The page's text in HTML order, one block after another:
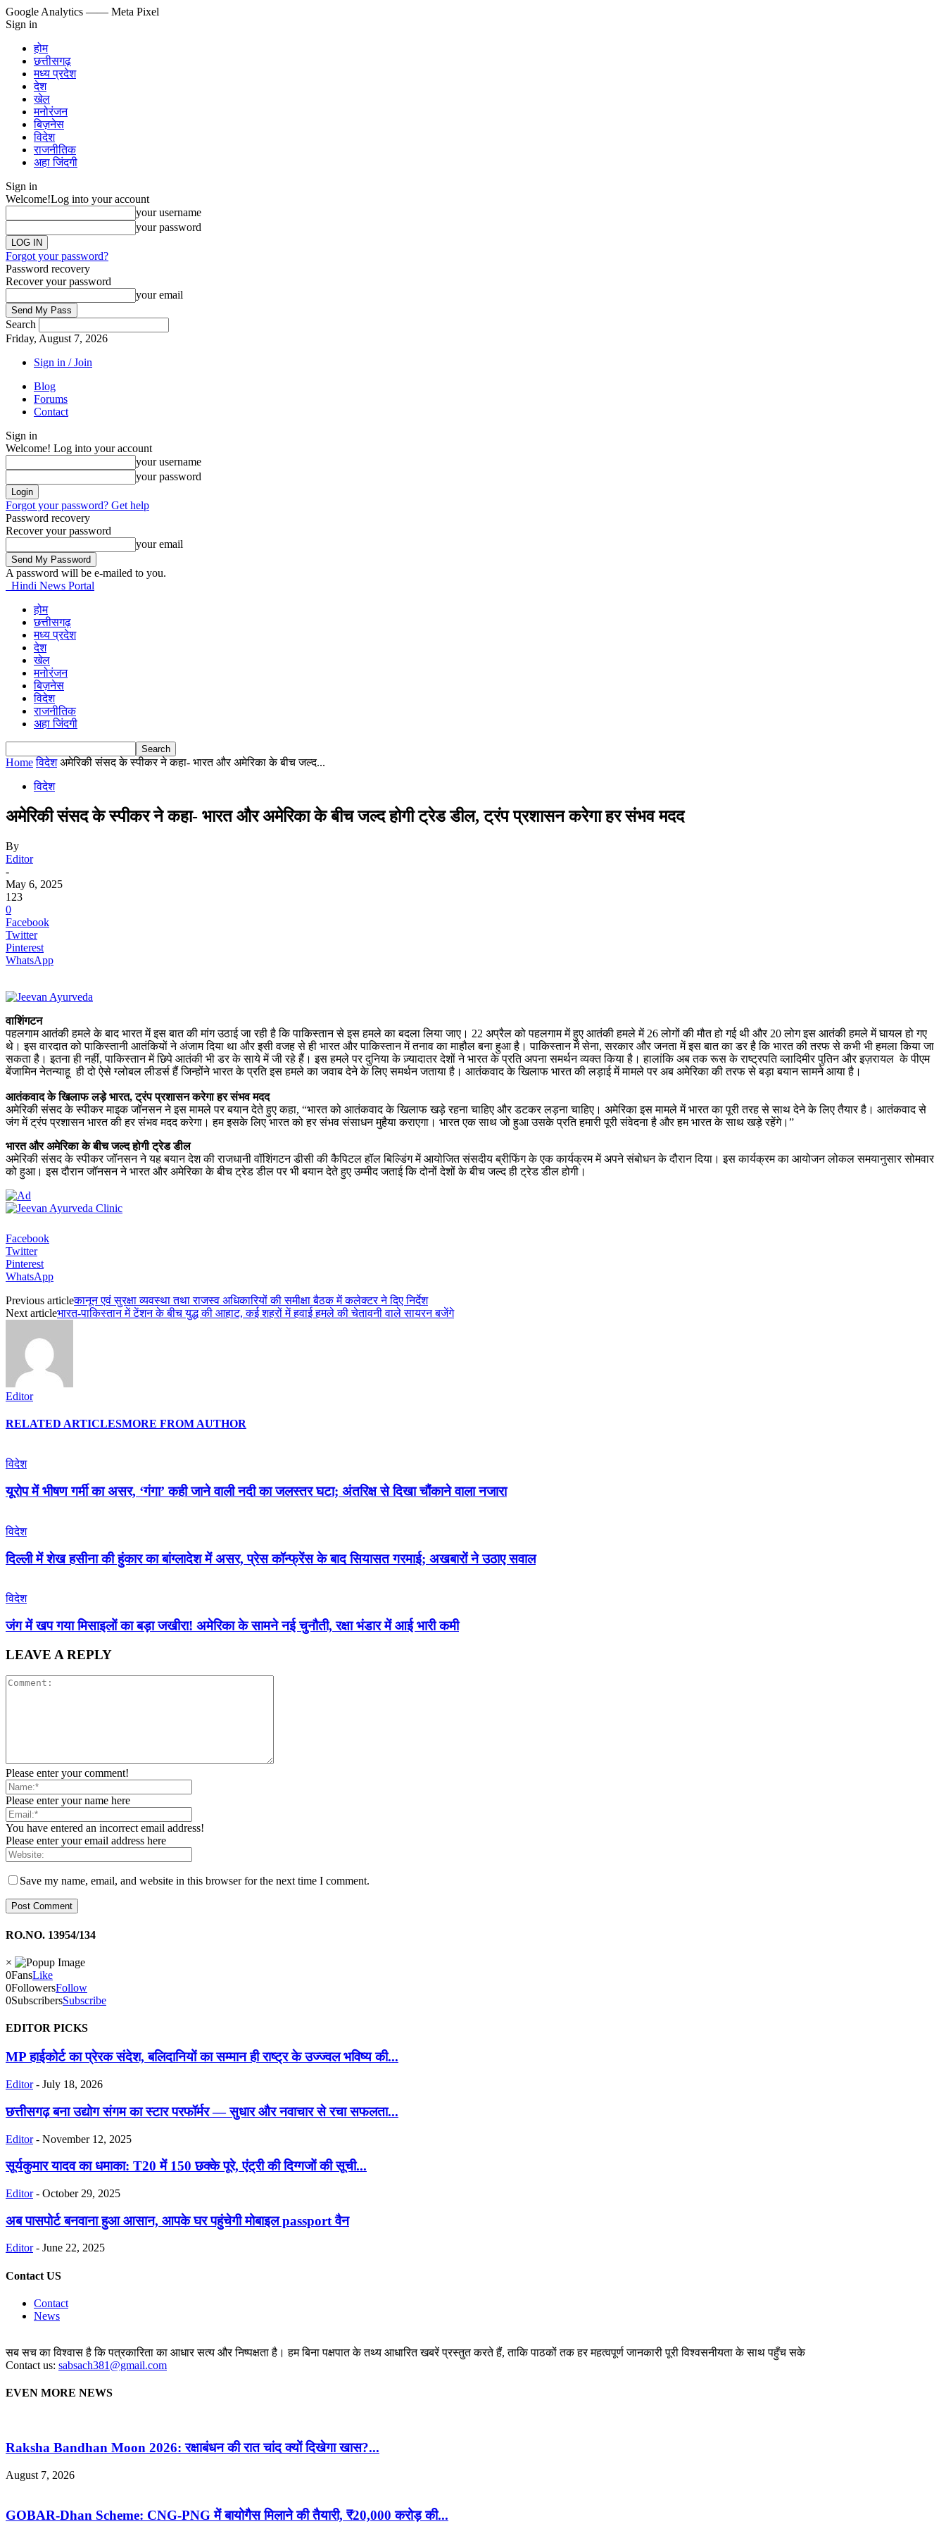
Google Analytics —— Meta Pixel
Sign in
होम
छत्तीसगढ़
मध्य प्रदेश
देश
खेल
मनोरंजन
बिज़नेस
विदेश
राजनीतिक
अहा जिंदगी
Sign in
Welcome!Log into your account
your username
your password
Forgot your password?
Password recovery
Recover your password
your email
Search
Friday, August 7, 2026
Sign in / Join
Blog
Forums
Contact
Sign in
Welcome! Log into your account
your username
your password
Forgot your password? Get help
Password recovery
Recover your password
your email
A password will be e-mailed to you.
Hindi News Portal
होम
छत्तीसगढ़
मध्य प्रदेश
देश
खेल
मनोरंजन
बिज़नेस
विदेश
राजनीतिक
अहा जिंदगी
Home विदेश अमेरिकी संसद के स्पीकर ने कहा- भारत और अमेरिका के बीच जल्द...
विदेश
अमेरिकी संसद के स्पीकर ने कहा- भारत और अमेरिका के बीच जल्द होगी ट्रेड डील, ट्रंप प्रशासन करेगा हर संभव मदद
By
Editor
-
May 6, 2025
123
0
Facebook
Twitter
Pinterest
WhatsApp
वाशिंगटन
पहलगाम आतंकी हमले के बाद भारत में इस बात की मांग उठाई जा रही है कि पाकिस्तान से इस हमले का बदला लिया जाए। 22 अप्रैल को पहलगाम में हुए आतंकी हमले में 26 लोगों की मौत हो गई थी और 20 लोग इस आतंकी हमले में घायल हो गए
थे। इस वारदात को पाकिस्तानी आतंकियों ने अंजाम दिया था और इसी वजह से ही भारत और पाकिस्तान में तनाव का माहौल बना हुआ है। पाकिस्तान में सेना, सरकार और जनता में इस बात का डर है कि भारत की तरफ से कभी भी हमला किया जा
सकता है। इतना ही नहीं, पाकिस्तान में छिपे आतंकी भी डर के साये में जी रहे हैं। इस हमले पर दुनिया के ज़्यादातर देशों ने भारत के प्रति अपना समर्थन व्यक्त किया है। हालांकि अब तक रूस के राष्ट्रपति व्लादिमीर पुतिन और इज़रायल के पीएम
बेंजामिन नेतन्याहू ही दो ऐसे ग्लोबल लीडर्स हैं जिन्होंने भारत के प्रति इस हमले का जवाब देने के लिए समर्थन जताया है। आतंकवाद के खिलाफ भारत की लड़ाई में मामले पर अब अमेरिका की तरफ से बड़ा बयान सामने आया है।
आतंकवाद के खिलाफ लड़े भारत, ट्रंप प्रशासन करेगा हर संभव मदद
अमेरिकी संसद के स्पीकर माइक जॉनसन ने इस मामले पर बयान देते हुए कहा, “भारत को आतंकवाद के खिलाफ खड़े रहना चाहिए और डटकर लड़ना चाहिए। अमेरिका इस मामले में भारत का पूरी तरह से साथ देने के लिए तैयार है। आतंकवाद से
जंग में ट्रंप प्रशासन भारत की हर संभव मदद करेगा। हम इसके लिए भारत को हर संभव संसाधन मुहैया कराएगा। भारत एक साथ जो हुआ उसके प्रति हमारी पूरी संवेदना है और हम भारत के साथ खड़े रहेंगे।”
भारत और अमेरिका के बीच जल्द होगी ट्रेड डील
अमेरिकी संसद के स्पीकर जॉनसन ने यह बयान देश की राजधानी वॉशिंगटन डीसी की कैपिटल हॉल बिल्डिंग में आयोजित संसदीय ब्रीफिंग के एक कार्यक्रम में अपने संबोधन के दौरान दिया। इस कार्यक्रम का आयोजन लोकल समयानुसार सोमवार
को हुआ। इस दौरान जॉनसन ने भारत और अमेरिका के बीच ट्रेड डील पर भी बयान देते हुए उम्मीद जताई कि दोनों देशों के बीच जल्द ही ट्रेड डील होगी।
Facebook
Twitter
Pinterest
WhatsApp
Previous articleकानून एवं सुरक्षा व्यवस्था तथा राजस्व अधिकारियों की समीक्षा बैठक में कलेक्टर ने दिए निर्देश
Next articleभारत-पाकिस्तान में टेंशन के बीच युद्ध की आहाट, कई शहरों में हवाई हमले की चेतावनी वाले सायरन बजेंगे
Editor
RELATED ARTICLESMORE FROM AUTHOR
विदेश
यूरोप में भीषण गर्मी का असर, ‘गंगा’ कही जाने वाली नदी का जलस्तर घटा; अंतरिक्ष से दिखा चौंकाने वाला नजारा
विदेश
दिल्ली में शेख हसीना की हुंकार का बांग्लादेश में असर, प्रेस कॉन्फ्रेंस के बाद सियासत गरमाई; अखबारों ने उठाए सवाल
विदेश
जंग में खप गया मिसाइलों का बड़ा जखीरा! अमेरिका के सामने नई चुनौती, रक्षा भंडार में आई भारी कमी
LEAVE A REPLY
Please enter your comment!
Please enter your name here
You have entered an incorrect email address!
Please enter your email address here
Save my name, email, and website in this browser for the next time I comment.
RO.NO. 13954/134
×
0FansLike
0FollowersFollow
0SubscribersSubscribe
EDITOR PICKS
MP हाईकोर्ट का प्रेरक संदेश, बलिदानियों का सम्मान ही राष्ट्र के उज्ज्वल भविष्य की...
Editor - July 18, 2026
छत्तीसगढ़ बना उद्योग संगम का स्टार परफॉर्मर — सुधार और नवाचार से रचा सफलता...
Editor - November 12, 2025
सूर्यकुमार यादव का धमाका: T20 में 150 छक्के पूरे, एंट्री की दिग्गजों की सूची...
Editor - October 29, 2025
अब पासपोर्ट बनवाना हुआ आसान, आपके घर पहुंचेगी मोबाइल passport वैन
Editor - June 22, 2025
Contact US
Contact
News
सब सच का विश्वास है कि पत्रकारिता का आधार सत्य और निष्पक्षता है। हम बिना पक्षपात के तथ्य आधारित खबरें प्रस्तुत करते हैं, ताकि पाठकों तक हर महत्वपूर्ण जानकारी पूरी विश्वसनीयता के साथ पहुँच सके
Contact us: sabsach381@gmail.com
EVEN MORE NEWS
Raksha Bandhan Moon 2026: रक्षाबंधन की रात चांद क्यों दिखेगा खास?...
August 7, 2026
GOBAR-Dhan Scheme: CNG-PNG में बायोगैस मिलाने की तैयारी, ₹20,000 करोड़ की...